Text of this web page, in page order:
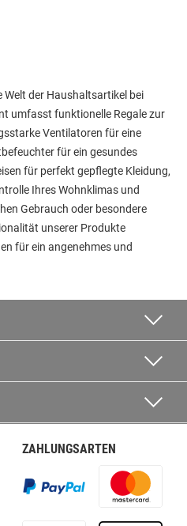
Welt der Haushaltsartikel bei
umfasst funktionelle Regale zur
Ventilatoren für eine
für ein gesundes
für perfekt gepflegte Kleidung,
Ihres Wohnklimas und
Gebrauch oder besondere
unserer Produkte
für ein angenehmes und
ZAHLUNGSARTEN